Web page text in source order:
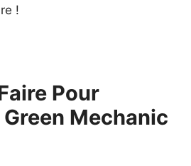
!
Pour
Mechanic